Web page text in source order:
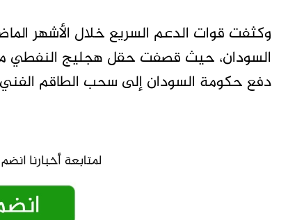
وكثفت قوات الدعم السريع خلال الأشهر
السودان، حيث قصفت حقل هجليج النفطي
دفع حكومة السودان إلى سحب الطاقم